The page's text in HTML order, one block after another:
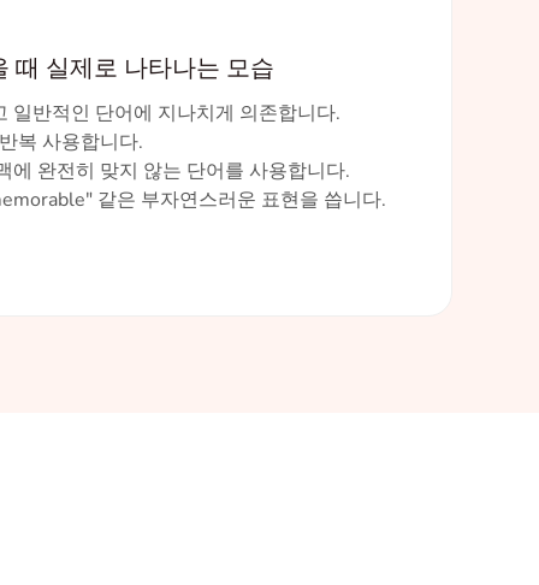
때 실제로 나타나는 모습
일반적인 단어에 지나치게 의존합니다.
복 사용합니다.
에 완전히 맞지 않는 단어를 사용합니다.
같은 부자연스러운 표현을 씁니다.